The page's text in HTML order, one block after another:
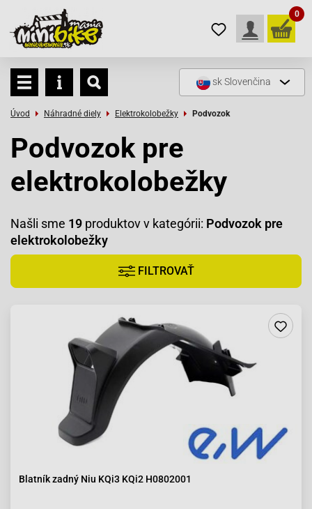
0
skSlovenčina
Úvod Náhradné diely Elektrokolobežky Podvozok
Podvozok pre
elektrokolobežky
Našli sme 19 produktov v kategórii: Podvozok pre
elektrokolobežky
FILTROVAŤ
Blatník zadný Niu KQi3 KQi2 H0802001